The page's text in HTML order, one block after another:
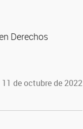
Derechos
de octubre de 2022